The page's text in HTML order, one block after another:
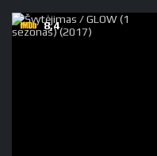
8,4